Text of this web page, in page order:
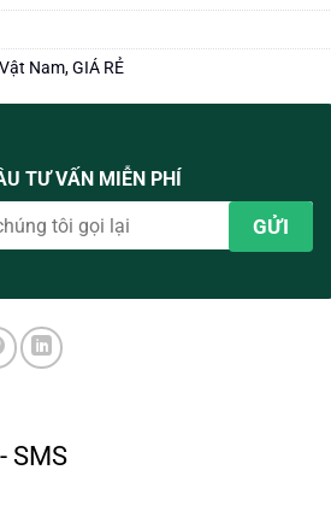
Nam,GIÁ RẺ
TƯ VẤN MIỄN PHÍ
SMS